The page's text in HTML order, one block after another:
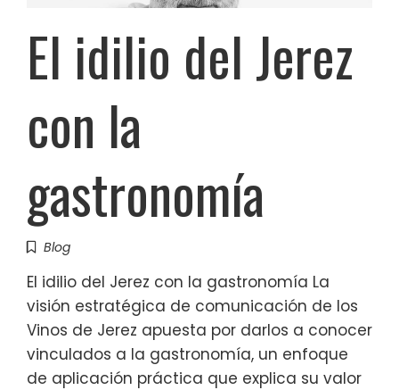
El idilio del Jerez
con la
gastronomía
Blog
El idilio del Jerez con la gastronomía La
visión estratégica de comunicación de los
Vinos de Jerez apuesta por darlos a conocer
vinculados a la gastronomía, un enfoque
de aplicación práctica que explica su valor